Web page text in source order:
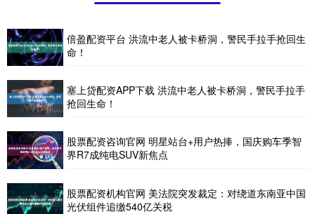
倍盈配资平台 洪流中老人被卡桥洞，警民手拉手抢回生
命！
塞上贷配资APP下载 洪流中老人被卡桥洞，警民手拉手
抢回生命！
股票配资咨询官网 明星站台+用户热捧，国庆购车季智
界R7成纯电SUV新焦点
股票配资机构官网 美法院突发裁定：对绕道东南亚中国
光伏组件追缴540亿关税